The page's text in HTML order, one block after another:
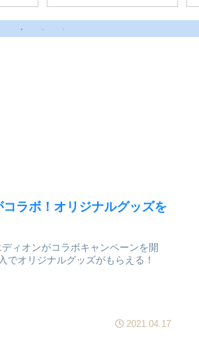
ラボ！オリジナルグッズを
ィオンがコラボキャンペーンを開
でオリジナルグッズがもらえる！
2021.04.17